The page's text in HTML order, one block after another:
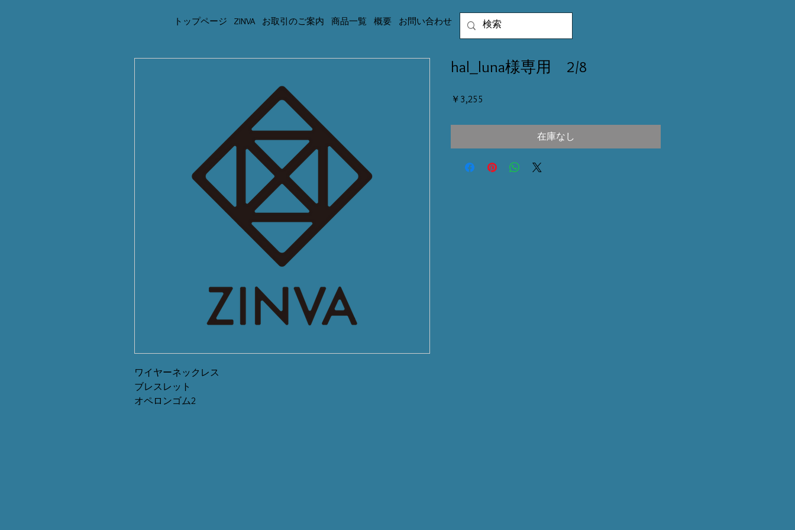
トップページ ZINVA お取引のご案内 商品一覧 概要 お問い合わせ
ワイヤーネックレス
ブレスレット
オペロンゴム2
hal_luna様専用 2/8
￥3,255
在庫なし